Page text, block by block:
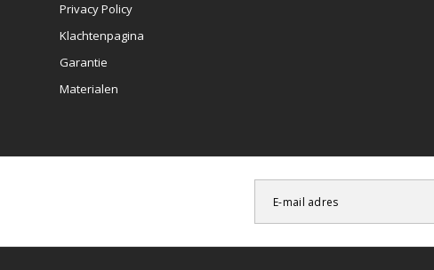
Privacy Policy
Klachtenpagina
Garantie
Materialen